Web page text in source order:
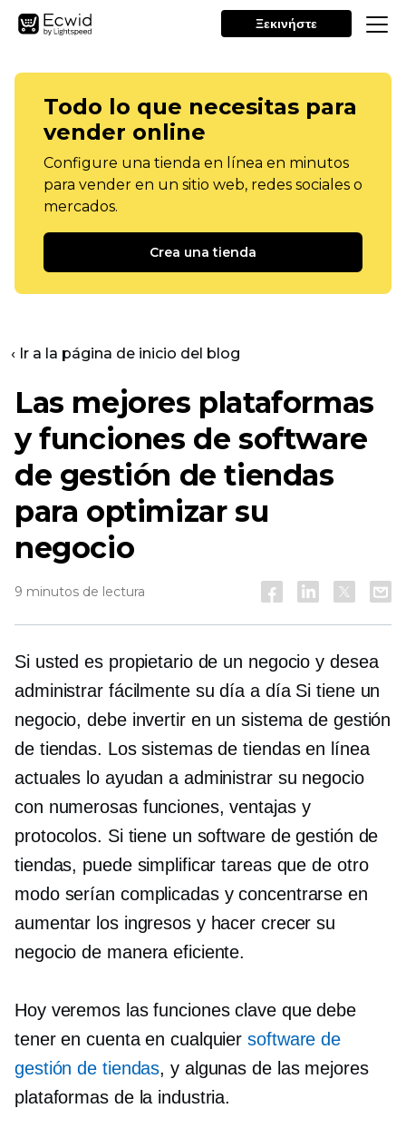
Ξεκινήστε
Todo lo que necesitas para
vender online
Configure una tienda en línea en minutos
para vender en un sitio web, redes sociales o
mercados.
Crea una tienda
‹ Ir a la página de inicio del blog
Las mejores plataformas
y funciones de software
de gestión de tiendas
para optimizar su
negocio
9 minutos de lectura
Si usted es propietario de un negocio y desea
administrar fácilmente sudía a díaSi tiene un
negocio, debe invertir en un sistema de gestión
de tiendas. Los sistemas de tiendas en línea
actuales lo ayudan a administrar su negocio
con numerosas funciones, ventajas y
protocolos. Si tiene un software de gestión de
tiendas, puede simplificar tareas que de otro
modo serían complicadas y concentrarse en
aumentar los ingresos y hacer crecer su
negocio de manera eficiente.
Hoy veremos las funciones clave que debe
tener en cuenta en cualquiersoftware de
gestión de tiendas, y algunas de las mejores
plataformas de la industria.